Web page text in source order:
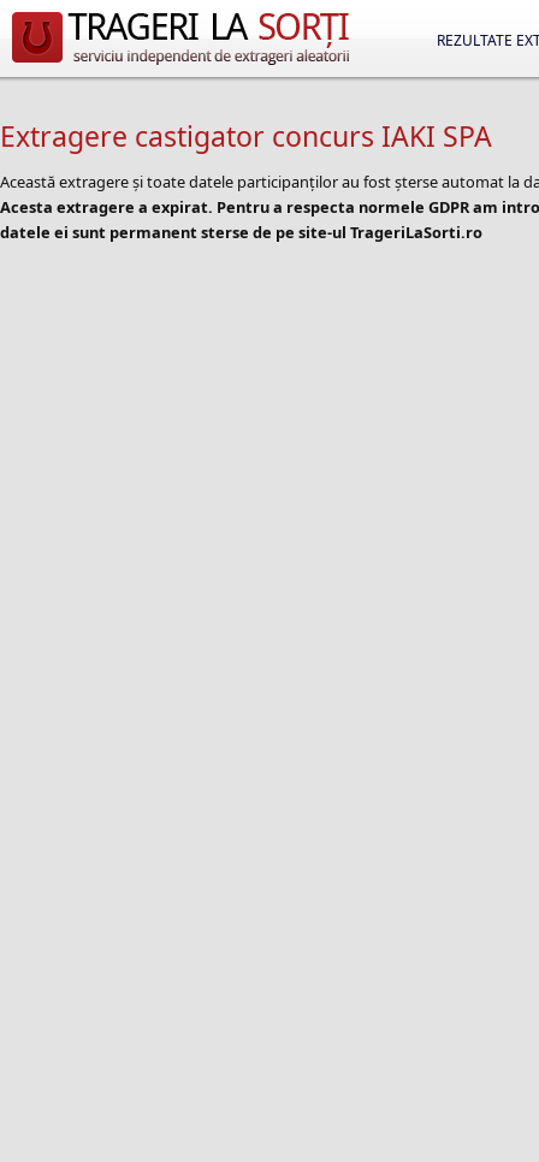
REZULTATE
Extragere castigator concurs IAKI SPA
Această extragere și toate datele participanților au fost șterse automat la
Acesta extragere a expirat. Pentru a respecta normele GDPR am
datele ei sunt permanent sterse de pe site-ul TrageriLaSorti.ro